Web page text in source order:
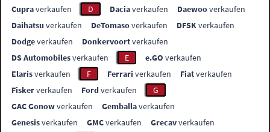
Cupraverkaufen D Daciaverkaufen Daewooverkaufen
Daihatsu verkaufen DeTomasoverkaufen DFSKverkaufen
Dodgeverkaufen Donkervoortverkaufen
DS Automobilesverkaufen E e.GO verkaufen
Elarisverkaufen F Ferrari verkaufen Fiatverkaufen
Fiskerverkaufen Fordverkaufen
G
GAC Gonowverkaufen Gemballaverkaufen
Genesisverkaufen GMCverkaufen Grecavverkaufen